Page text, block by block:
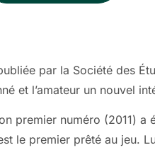
par la Société des
et l’amateur un nouvel
premier numéro (2011)
le premier prêté au jeu.